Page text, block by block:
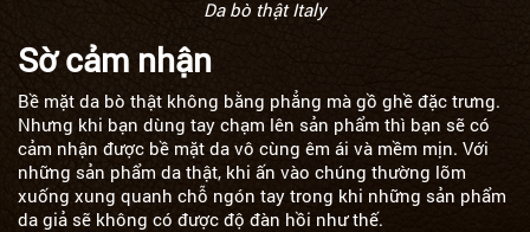
Da bò thật Italy
Sờ cảm nhận
Bề mặt da bò thật không bằng phẳng mà gồ ghề đặc trưng.
Nhưng khi bạn dùng tay chạm lên sản phẩm thì bạn sẽ có
cảm nhận được bề mặt da vô cùng êm ái và mềm mịn. Với
những sản phẩm da thật, khi ấn vào chúng thường lõm
xuống xung quanh chỗ ngón tay trong khi những sản phẩm
da giả sẽ không có được độ đàn hồi như thế.